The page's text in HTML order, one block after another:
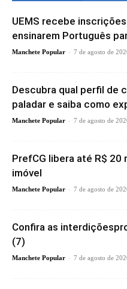
UEMS recebe
ensinarem Português
Manchete Popular - 7 de agosto de
Descubra qual perfil de
paladar e saiba como
Manchete Popular - 7 de agosto de
PrefCG libera até R$ 20
imóvel
Manchete Popular - 7 de agosto de
Confira as
(7)
Manchete Popular - 7 de agosto de